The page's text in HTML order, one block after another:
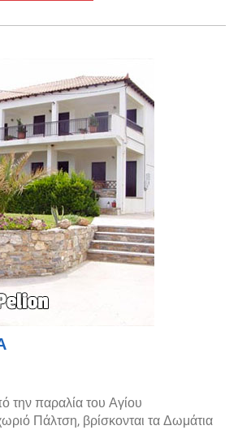
την παραλία του Αγίου
Πάλτση, βρίσκονται τα Δωμάτια